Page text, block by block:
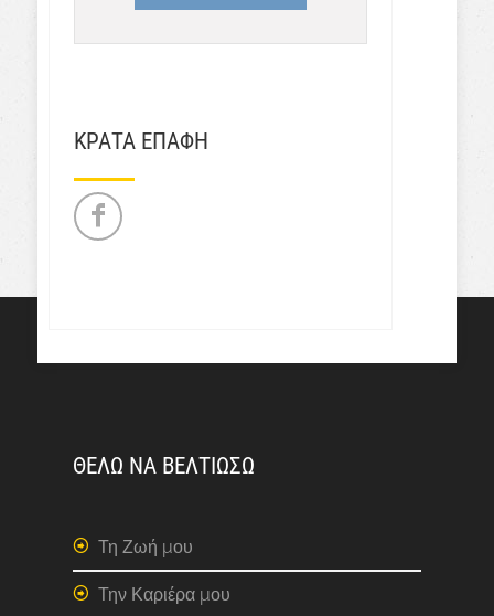
ΚΡΑΤΑ ΕΠΑΦΗ
ΘΕΛΩ ΝΑ ΒΕΛΤΙΩΣΩ
Τη Ζωή μου
Την Καριέρα μου